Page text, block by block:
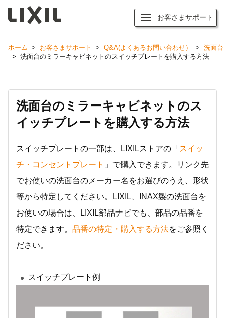
お客さまサポート
ホーム > お客さまサポート > Q&A(よくあるお問い合わせ） > 洗面台
> 洗面台のミラーキャビネットのスイッチプレートを購入する方法
洗面台のミラーキャビネットのス
イッチプレートを購入する方法
スイッチプレートの一部は、LIXILストアの「 スイッ
チ・コンセントプレート 」で購入できます。リンク先
でお使いの洗面台のメーカー名をお選びのうえ、形状
等から特定してください。LIXIL、INAX製の洗面台を
お使いの場合は、LIXIL部品ナビでも、部品の品番を
特定できます。 品番の特定・購入する方法をご参照く
ださい。
スイッチプレート例